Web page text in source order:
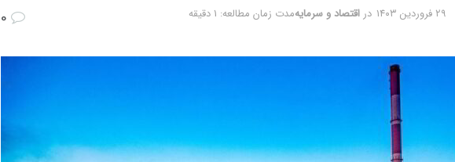
۲۹ فروردین ۱۴۰۳ در اقتصاد و سرمایهمدت زمان مطالعه: 1 دقیقه